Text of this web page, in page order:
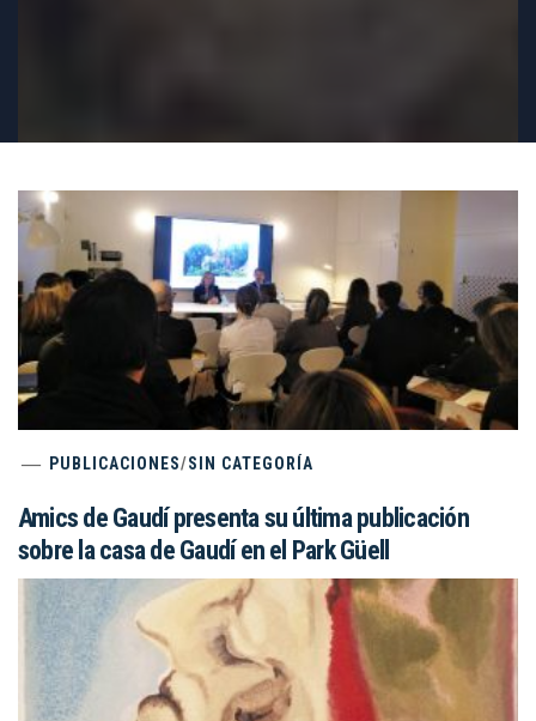
PUBLICACIONES/SIN CATEGORÍA
Amics de Gaudí presenta su última publicación
sobre la casa de Gaudí en el Park Güell